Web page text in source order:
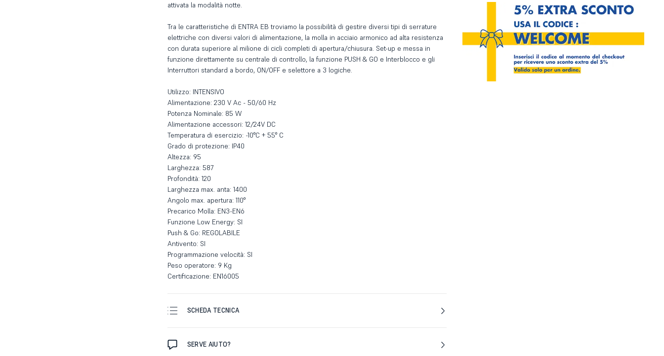
attivata la modalità notte.
Tra le caratteristiche di ENTRA EB troviamo la possibilità di gestire diversi tipi di serrature
elettriche con diversi valori di alimentazione, la molla in acciaio armonico ad alta resistenza
con durata superiore al milione di cicli completi di apertura/chiusura. Set-up e messa in
funzione direttamente su centrale di controllo, la funzione PUSH & GO e Interblocco e gli
Interruttori standard a bordo, ON/OFF e selettore a 3 logiche.
Utilizzo: INTENSIVO
Alimentazione: 230 V Ac - 50/60 Hz
Potenza Nominale: 85 W
Alimentazione accessori: 12/24V DC
Temperatura di esercizio: -10°C + 55° C
Grado di protezione: IP40
Altezza: 95
Larghezza: 587
Profondità: 120
Larghezza max. anta: 1400
Angolo max. apertura: 110°
Precarico Molla: EN3-EN6
Funzione Low Energy: SI
Push & Go: REGOLABILE
Antivento: SI
Programmazione velocità: SI
Peso operatore: 9 Kg
Certificazione: EN16005
SCHEDA TECNICA
SERVE AIUTO?